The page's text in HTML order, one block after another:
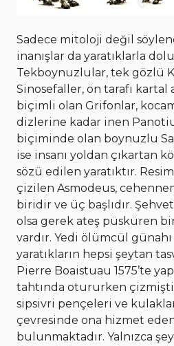
Sadece mitoloji değil
inanışlar da yaratıklarla
Tekboynuzlular, tek gözlü
Sinosefaller, ön tarafı kartal
biçimli olan Grifonlar,
dizlerine kadar inen
biçiminde olan boynuzlu
ise insanı yoldan çıkartan
sözü edilen yaratıktır.
çizilen Asmodeus,
biridir ve üç başlıdır.
olsa gerek ateş püsküren
vardır. Yedi ölümcül
yaratıkların hepsi şeytan
Pierre Boaistuau 1575’te
tahtında otururken
sipsivri pençeleri ve
çevresinde ona hizmet
bulunmaktadır. Yalnızca